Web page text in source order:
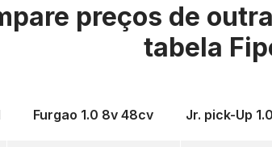
preços de
tabela
Furgao 1.0 8v 48cv Jr. pick-Up